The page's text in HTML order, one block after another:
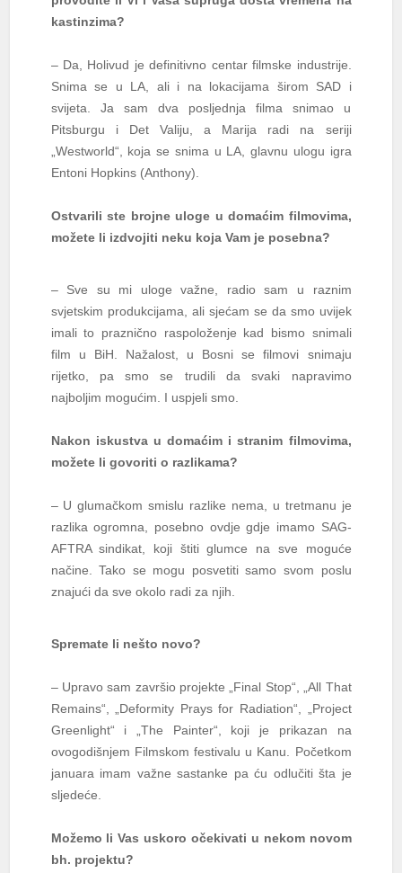
kastinzima?
– Da, Holivud je definitivno centar filmske industrije.
Snima se u LA, ali i na lokacijama širom SAD i
svijeta. Ja sam dva posljednja filma snimao u
Pitsburgu i Det Valiju, a Marija radi na seriji
„Westworld“, koja se snima u LA, glavnu ulogu igra
Entoni Hopkins (Anthony).
Ostvarili ste brojne uloge u domaćim filmovima,
možete li izdvojiti neku koja Vam je posebna?
– Sve su mi uloge važne, radio sam u raznim
svjetskim produkcijama, ali sjećam se da smo uvijek
imali to praznično raspoloženje kad bismo snimali
film u BiH. Nažalost, u Bosni se filmovi snimaju
rijetko, pa smo se trudili da svaki napravimo
najboljim mogućim. I uspjeli smo.
Nakon iskustva u domaćim i stranim filmovima,
možete li govoriti o razlikama?
– U glumačkom smislu razlike nema, u tretmanu je
razlika ogromna, posebno ovdje gdje imamo SAG-
AFTRA sindikat, koji štiti glumce na sve moguće
načine. Tako se mogu posvetiti samo svom poslu
znajući da sve okolo radi za njih.
Spremate li nešto novo?
– Upravo sam završio projekte „Final Stop“, „All That
Remains“, „Deformity Prays for Radiation“, „Project
Greenlight“ i „The Painter“, koji je prikazan na
ovogodišnjem Filmskom festivalu u Kanu. Početkom
januara imam važne sastanke pa ću odlučiti šta je
sljedeće.
Možemo li Vas uskoro očekivati u nekom novom
bh. projektu?